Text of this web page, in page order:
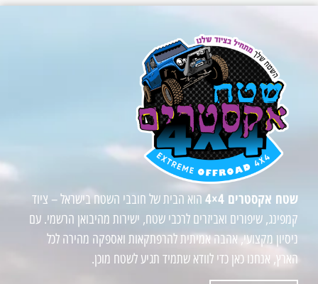
שטח אקסטרים 4×4
הוא הבית של חובבי השטח בישראל – ציוד
קמפינג, שיפורים ואביזרים לרכבי שטח, ישירות מהיבואן הרשמי. עם
ניסיון מקצועי, אהבה אמיתית להרפתקאות ואספקה מהירה לכל
הארץ, אנחנו כאן כדי לוודא שתמיד תגיע לשטח מוכן.